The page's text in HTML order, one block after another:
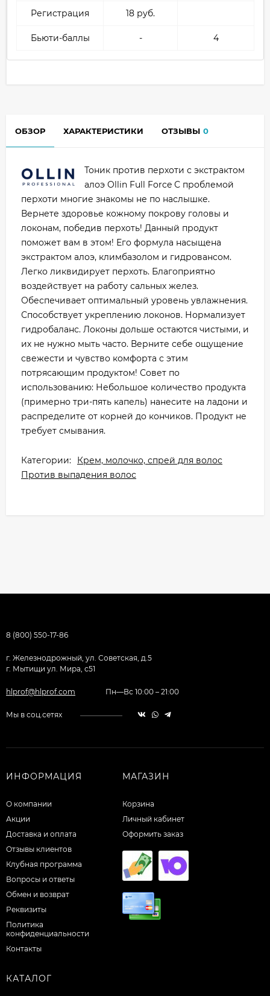
Регистрация 18 руб.
Бьюти-баллы - 4
ОБЗОР ХАРАКТЕРИСТИКИ ОТЗЫВЫ 0
Тоник против перхоти с экстрактом
алоэ Ollin Full Force С проблемой
перхоти многие знакомы не по наслышке.
Вернете здоровье кожному покрову головы и
локонам, победив перхоть! Данный продукт
поможет вам в этом! Его формула насыщена
экстрактом алоэ, климбазолом и гидровансом.
Легко ликвидирует перхоть. Благоприятно
воздействует на работу сальных желез.
Обеспечивает оптимальный уровень увлажнения.
Способствует укреплению локонов. Нормализует
гидробаланс. Локоны дольше остаются чистыми, и
их не нужно мыть часто. Верните себе ощущение
свежести и чувство комфорта с этим
потрясающим продуктом! Совет по
использованию: Небольшое количество продукта
(примерно три-пять капель) нанесите на ладони и
распределите от корней до кончиков. Продукт не
требует смывания.
Категории:
Крем, молочко, спрей для волос
Против выпадения волос
8 (800) 550-17-86
г. Железнодрожный, ул. Советская, д.5
г. Мытищи ул. Мира, с51
hlprof@hlprof.com Пн—Вс 10:00 – 21:00
Мы в соц.сетях
ИНФОРМАЦИЯ
О компании
Акции
Доставка и оплата
Отзывы клиентов
Клубная программа
Вопросы и ответы
Обмен и возврат
Реквизиты
Политика
конфиденциальности
Контакты
МАГАЗИН
Корзина
Личный кабинет
Оформить заказ
КАТАЛОГ